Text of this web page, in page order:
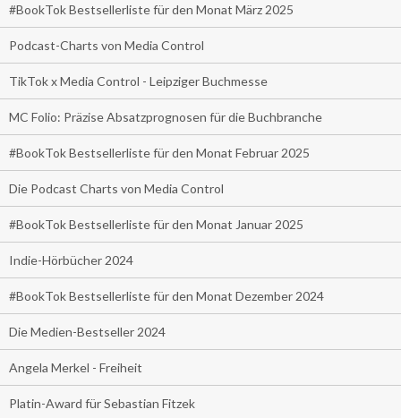
#BookTok Bestsellerliste für den Monat März 2025
Podcast-Charts von Media Control
TikTok x Media Control - Leipziger Buchmesse
MC Folio: Präzise Absatzprognosen für die Buchbranche
#BookTok Bestsellerliste für den Monat Februar 2025
Die Podcast Charts von Media Control
#BookTok Bestsellerliste für den Monat Januar 2025
Indie-Hörbücher 2024
#BookTok Bestsellerliste für den Monat Dezember 2024
Die Medien-Bestseller 2024
Angela Merkel - Freiheit
Platin-Award für Sebastian Fitzek